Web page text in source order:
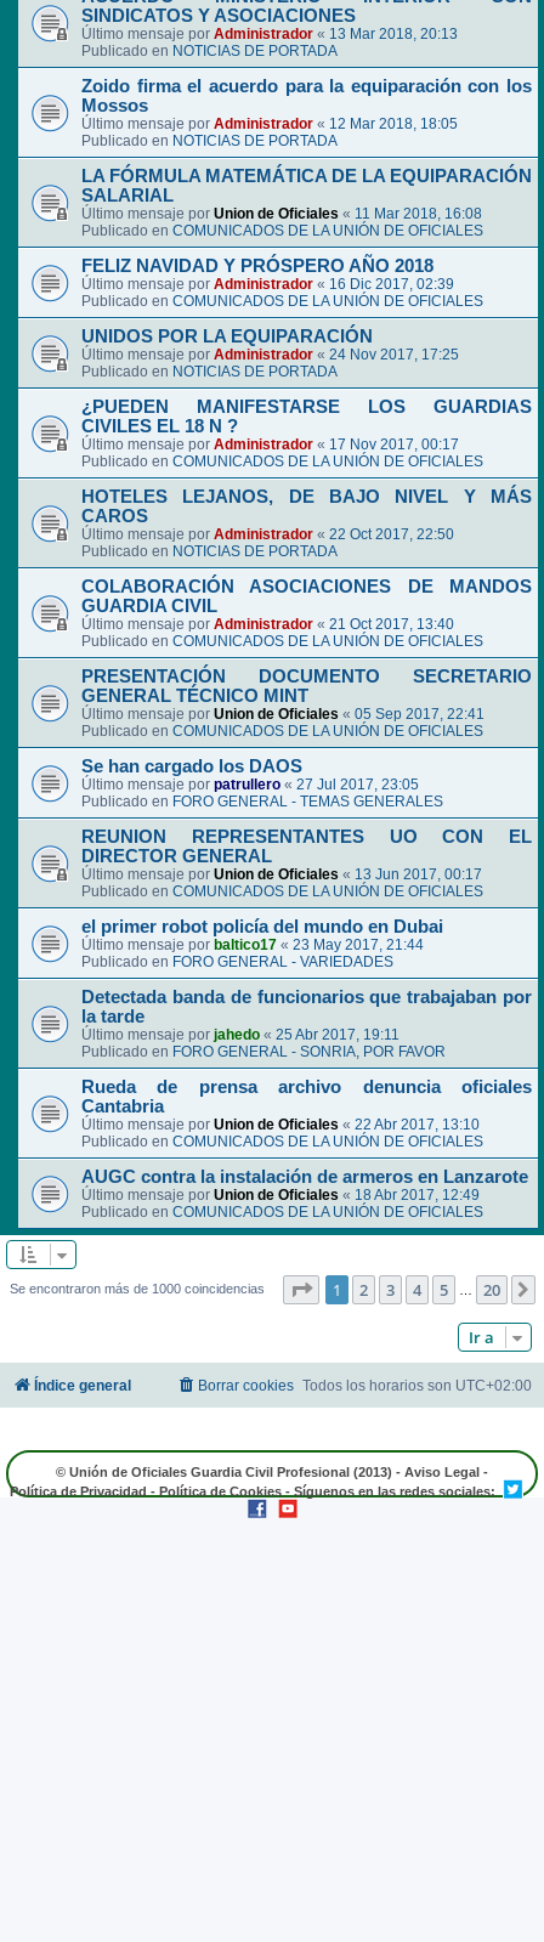
SINDICATOS Y ASOCIACIONES
Último mensaje por Administrador « 13 Mar 2018, 20:13
Publicado en NOTICIAS DE PORTADA
Zoido firma el acuerdo para la equiparación con los
Mossos
Último mensaje por Administrador « 12 Mar 2018, 18:05
Publicado en NOTICIAS DE PORTADA
LA FÓRMULA MATEMÁTICA DE LA EQUIPARACIÓN
SALARIAL
Último mensaje por Union de Oficiales « 11 Mar 2018, 16:08
Publicado en COMUNICADOS DE LA UNIÓN DE OFICIALES
FELIZ NAVIDAD Y PRÓSPERO AÑO 2018
Último mensaje por Administrador « 16 Dic 2017, 02:39
Publicado en COMUNICADOS DE LA UNIÓN DE OFICIALES
UNIDOS POR LA EQUIPARACIÓN
Último mensaje por Administrador « 24 Nov 2017, 17:25
Publicado en NOTICIAS DE PORTADA
¿PUEDEN MANIFESTARSE LOS GUARDIAS
CIVILES EL 18 N ?
Último mensaje por Administrador « 17 Nov 2017, 00:17
Publicado en COMUNICADOS DE LA UNIÓN DE OFICIALES
HOTELES LEJANOS, DE BAJO NIVEL Y MÁS
CAROS
Último mensaje por Administrador « 22 Oct 2017, 22:50
Publicado en NOTICIAS DE PORTADA
COLABORACIÓN ASOCIACIONES DE MANDOS
GUARDIA CIVIL
Último mensaje por Administrador « 21 Oct 2017, 13:40
Publicado en COMUNICADOS DE LA UNIÓN DE OFICIALES
PRESENTACIÓN DOCUMENTO SECRETARIO
GENERAL TÉCNICO MINT
Último mensaje por Union de Oficiales « 05 Sep 2017, 22:41
Publicado en COMUNICADOS DE LA UNIÓN DE OFICIALES
Se han cargado los DAOS
Último mensaje por patrullero « 27 Jul 2017, 23:05
Publicado en FORO GENERAL - TEMAS GENERALES
REUNION REPRESENTANTES UO CON EL
DIRECTOR GENERAL
Último mensaje por Union de Oficiales « 13 Jun 2017, 00:17
Publicado en COMUNICADOS DE LA UNIÓN DE OFICIALES
el primer robot policía del mundo en Dubai
Último mensaje por baltico17 « 23 May 2017, 21:44
Publicado en FORO GENERAL - VARIEDADES
Detectada banda de funcionarios que trabajaban por
la tarde
Último mensaje por jahedo « 25 Abr 2017, 19:11
Publicado en FORO GENERAL - SONRIA, POR FAVOR
Rueda de prensa archivo denuncia oficiales
Cantabria
Último mensaje por Union de Oficiales « 22 Abr 2017, 13:10
Publicado en COMUNICADOS DE LA UNIÓN DE OFICIALES
AUGC contra la instalación de armeros en Lanzarote
Último mensaje por Union de Oficiales « 18 Abr 2017, 12:49
Publicado en COMUNICADOS DE LA UNIÓN DE OFICIALES
Se encontraron más de 1000 coincidencias Página de 20
1 2 3 4 5 … 20
Ir a
Índice general Todos los horarios son UTC+02:00
Borrar cookies
© Unión de Oficiales Guardia Civil Profesional (2013) - Aviso Legal -
Política de Privacidad-Política de Cookies- Síguenos en las redes sociales: